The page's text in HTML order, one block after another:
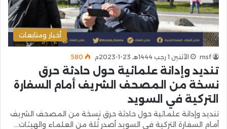
أخبار ومتابعات
msf الأثنين 1 رجب 1444هـ 23-1-2023م 580
تنديد وإدانة علمائية حول حادثة حرق
نسخة من المصحف الشريف أمام السفارة
التركية في السويد
تنديد وإدانة علمائية حول حادثة حرق نسخة من المصحف الشريف
أمام السفارة التركية في السويد أصدر ثُلة من العلماء والهيئات…